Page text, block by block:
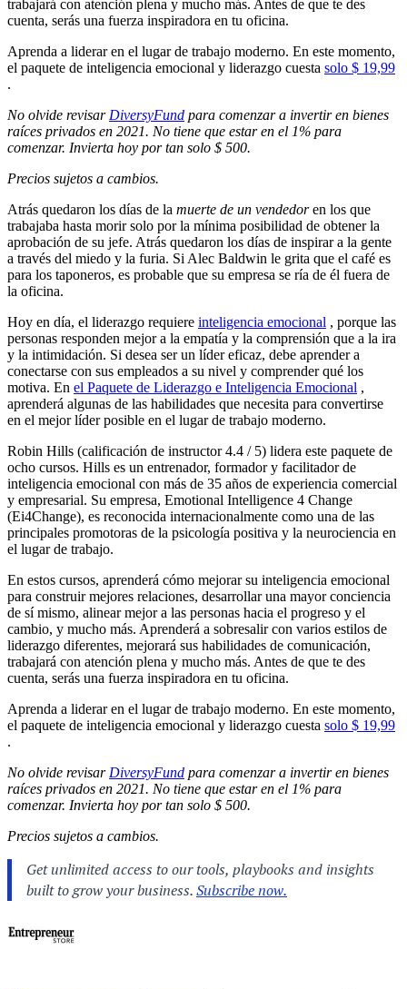
trabajará con atención plena y mucho más. Antes de que te des
cuenta, serás una fuerza inspiradora en tu oficina.
Aprenda a liderar en el lugar de trabajo moderno. En este momento,
el paquete de inteligencia emocional y liderazgo cuesta solo $ 19,99
.
No olvide revisar DiversyFund para comenzar a invertir en bienes
raíces privados en 2021. No tiene que estar en el 1% para
comenzar. Invierta hoy por tan solo $ 500.
Precios sujetos a cambios.
Atrás quedaron los días de la muerte de un vendedoren los que
trabajaba hasta morir solo por la mínima posibilidad de obtener la
aprobación de su jefe. Atrás quedaron los días de inspirar a la gente
a través del miedo y la furia. Si Alec Baldwin le grita que el café es
para los taponeros, es probable que su empresa se ría de él fuera de
la oficina.
Hoy en día, el liderazgo requiere inteligencia emocional , porque las
personas responden mejor a la empatía y la comprensión que a la ira
y la intimidación. Si desea ser un líder eficaz, debe aprender a
conectarse con sus empleados a su nivel y comprender qué los
motiva. En el Paquete de Liderazgo e Inteligencia Emocional ,
aprenderá algunas de las habilidades que necesita para convertirse
en el mejor líder posible en el lugar de trabajo moderno.
Robin Hills (calificación de instructor 4.4 / 5) lidera este paquete de
ocho cursos. Hills es un entrenador, formador y facilitador de
inteligencia emocional con más de 35 años de experiencia comercial
y empresarial. Su empresa, Emotional Intelligence 4 Change
(Ei4Change), es reconocida internacionalmente como una de las
principales promotoras de la psicología positiva y la neurociencia en
el lugar de trabajo.
En estos cursos, aprenderá cómo mejorar su inteligencia emocional
para construir mejores relaciones, desarrollar una mayor conciencia
de sí mismo, alinear mejor a las personas hacia el progreso y el
cambio, y mucho más. Aprenderá a sobresalir con varios estilos de
liderazgo diferentes, mejorará sus habilidades de comunicación,
trabajará con atención plena y mucho más. Antes de que te des
cuenta, serás una fuerza inspiradora en tu oficina.
Aprenda a liderar en el lugar de trabajo moderno. En este momento,
el paquete de inteligencia emocional y liderazgo cuesta solo $ 19,99
.
No olvide revisar DiversyFund para comenzar a invertir en bienes
raíces privados en 2021. No tiene que estar en el 1% para
comenzar. Invierta hoy por tan solo $ 500.
Precios sujetos a cambios.